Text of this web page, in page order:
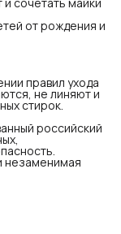
от рождения и
правил ухода
не линяют и
стирок.
российский
незаменимая